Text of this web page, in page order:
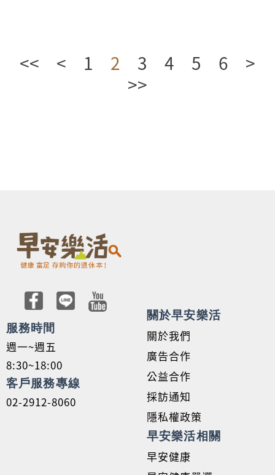
<< < 1 2 3 4 5 6
>
>>
服務時間
週一~週五
8:30~18:00
客戶服務專線
02-2912-8060
關於早安樂活
關於我們
廣告合作
公益合作
採訪通知
隱私權政策
早安樂活相關
早安健康